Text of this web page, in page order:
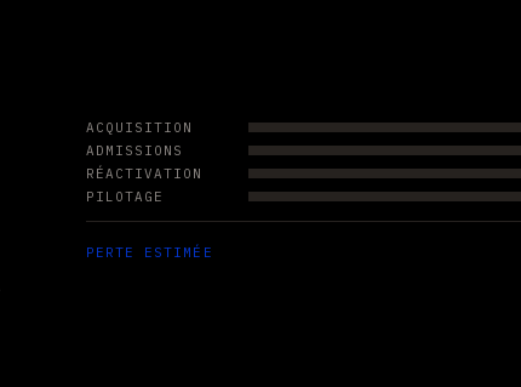
ACQUISITION
ADMISSIONS
RÉACTIVATION
PILOTAGE
PERTE ESTIMÉE